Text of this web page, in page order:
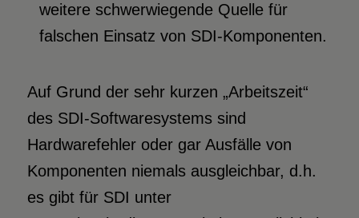
weitere schwerwiegende Quelle für
falschen Einsatz von SDI-Komponenten.
Auf Grund der sehr kurzen „Arbeitszeit“
des SDI-Softwaresystems sind
Hardwarefehler oder gar Ausfälle von
Komponenten niemals ausgleichbar, d.h.
es gibt für SDI unter